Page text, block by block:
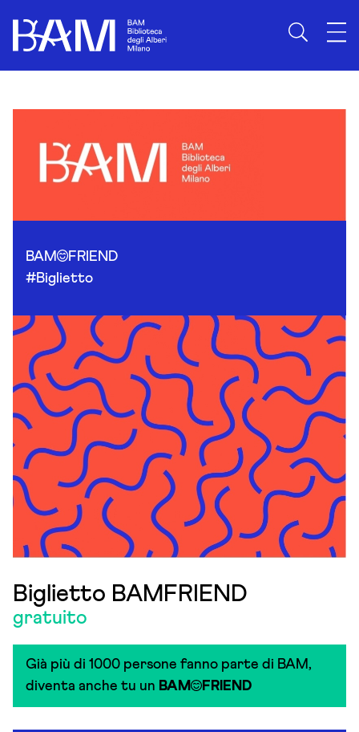
BAM
FRIEND
#Biglietto
Biglietto BAMFRIEND
gratuito
Già più di 1000 persone fanno parte di BAM,
diventa anche tu un BAM FRIEND